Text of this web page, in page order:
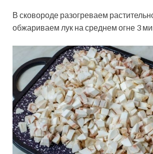
В сковороде разогреваем
обжариваем лук на среднем огне 3